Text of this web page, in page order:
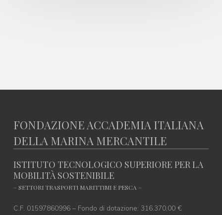
FONDAZIONE ACCADEMIA ITALIANA
DELLA MARINA MERCANTILE
ISTITUTO TECNOLOGICO SUPERIORE PER LA
MOBILITÀ SOSTENIBILE
– SETTORI TRASPORTI MARITTIMI E PESCA –
C.F. 01597860996 – Fondo di dotazione: 316.370,00 €